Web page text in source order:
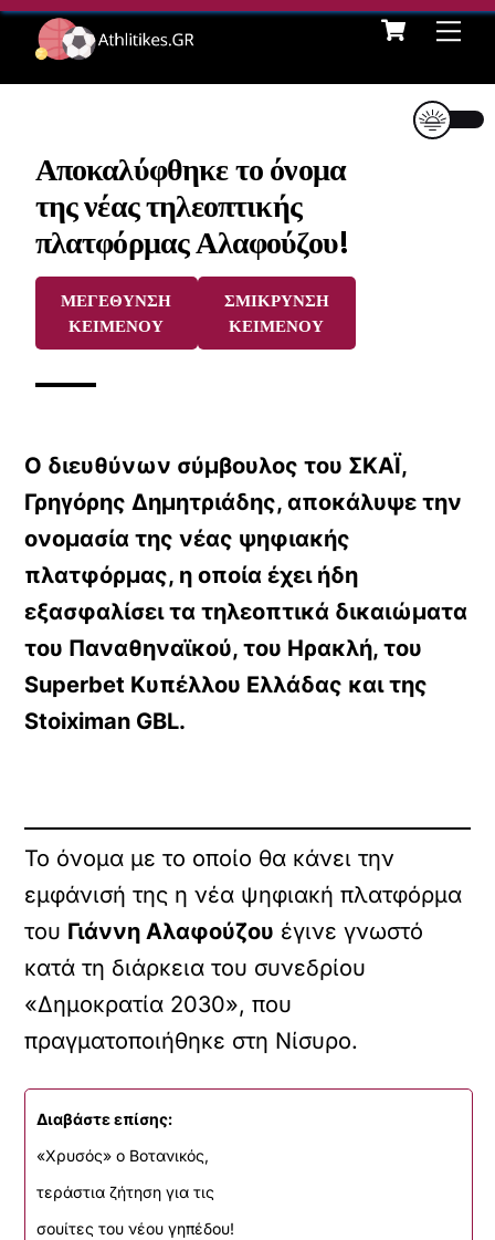
Skip
content
Cart
Αποκαλύφθηκε το όνομα
της νέας τηλεοπτικής
πλατφόρμας Αλαφούζου!
ΜΕΓΕΘΥΝΣΗ
ΚΕΙΜΕΝΟΥ
ΣΜΙΚΡΥΝΣΗ
ΚΕΙΜΕΝΟΥ
Ο διευθύνων σύμβουλος του ΣΚΑΪ,
Γρηγόρης Δημητριάδης, αποκάλυψε την
ονομασία της νέας ψηφιακής
πλατφόρμας, η οποία έχει ήδη
εξασφαλίσει τα τηλεοπτικά δικαιώματα
του Παναθηναϊκού, του Ηρακλή, του
Superbet Κυπέλλου Ελλάδας και της
Stoiximan GBL.
Το όνομα με το οποίο θα κάνει την
εμφάνισή της η νέα ψηφιακή πλατφόρμα
του Γιάννη Αλαφούζου έγινε γνωστό
κατά τη διάρκεια του συνεδρίου
«Δημοκρατία 2030», που
πραγματοποιήθηκε στη Νίσυρο.
Διαβάστε επίσης:
«Χρυσός» ο Βοτανικός,
τεράστια ζήτηση για τις
σουίτες του νέου γηπέδου!